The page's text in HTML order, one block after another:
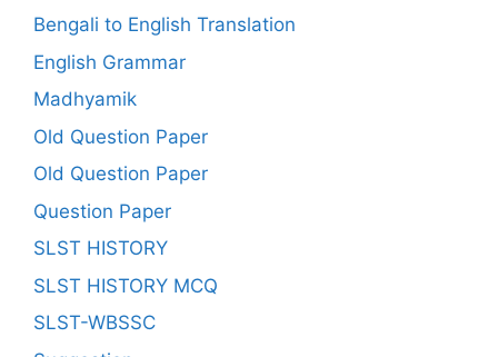
Bengali to English Translation
English Grammar
Madhyamik
Old Question Paper
Old Question Paper
Question Paper
SLST HISTORY
SLST HISTORY MCQ
SLST-WBSSC